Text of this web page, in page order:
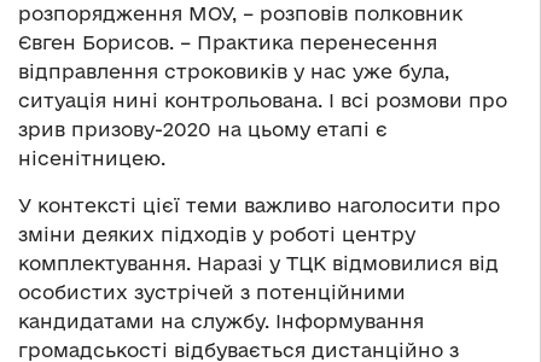
розпорядження МОУ, – розповів полковник
Євген Борисов. – Практика перенесення
відправлення строковиків у нас уже була,
ситуація нині контрольована. І всі розмови про
зрив призову-2020 на цьому етапі є
нісенітницею.
У контексті цієї теми важливо наголосити про
зміни деяких підходів у роботі центру
комплектування. Наразі у ТЦК відмовилися від
особистих зустрічей з потенційними
кандидатами на службу. Інформування
громадськості відбувається дистанційно з